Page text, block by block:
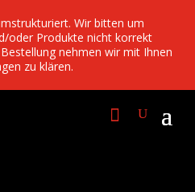
Wir bitten um
oder Produkte nicht korrekt
nehmen wir mit Ihnen
zu klären.